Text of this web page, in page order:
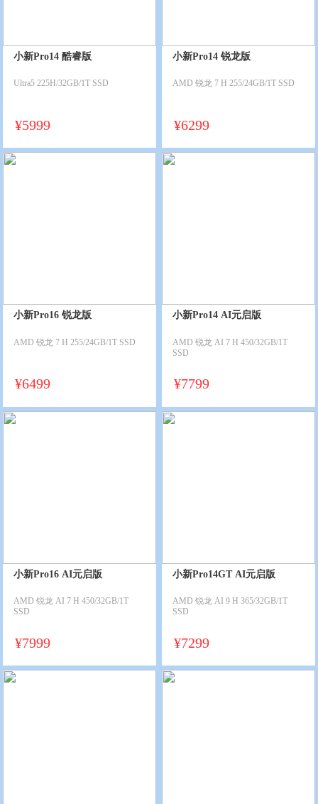
小新Pro14 酷睿版
Ultra5 225H/32GB/1T SSD
¥5999
小新Pro14 锐龙版
AMD 锐龙 7 H 255/24GB/1T SSD
¥6299
小新Pro16 锐龙版
AMD 锐龙 7 H 255/24GB/1T SSD
¥6499
小新Pro14 AI元启版
AMD 锐龙 AI 7 H 450/32GB/1T
SSD
¥7799
小新Pro16 AI元启版
AMD 锐龙 AI 7 H 450/32GB/1T
SSD
¥7999
小新Pro14GT AI元启版
AMD 锐龙 AI 9 H 365/32GB/1T
SSD
¥7299